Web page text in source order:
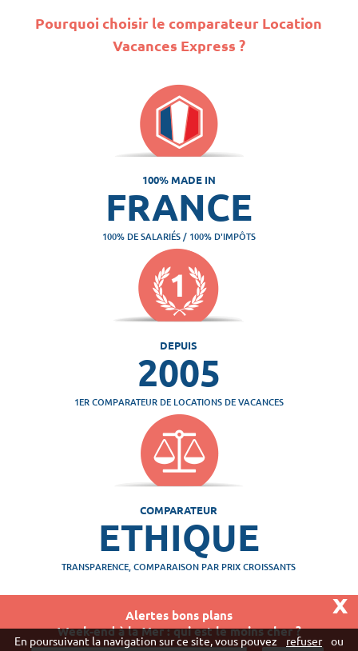
Alertes bons plans
Week-end à la Mer : qui est le moins cher ?
x
Pourquoi choisir le comparateur Location
Vacances Express ?
100% MADE IN
FRANCE
100% DE SALARIÉS / 100% D'IMPÔTS
DEPUIS
2005
1ER COMPARATEUR DE LOCATIONS DE VACANCES
COMPARATEUR
ETHIQUE
TRANSPARENCE, COMPARAISON PAR PRIX CROISSANTS
Vivaweb SARL - RCS Créteil n°790 591 572
En poursuivant la navigation sur ce site, vous pouvez refuser ou